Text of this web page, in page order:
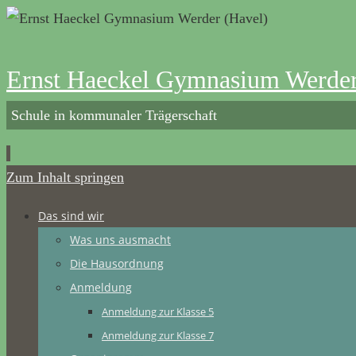
Ernst Haeckel Gymnasium
Schule in kommunaler Trägerschaft
Zum Inhalt springen
Das sind wir
Was uns ausmacht
Die Hausordnung
Anmeldung
Anmeldung zur Klasse 5
Anmeldung zur Klasse 7